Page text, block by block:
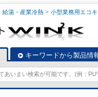
給湯・産業冷熱 小型業務用エコ
キーワードから製品情